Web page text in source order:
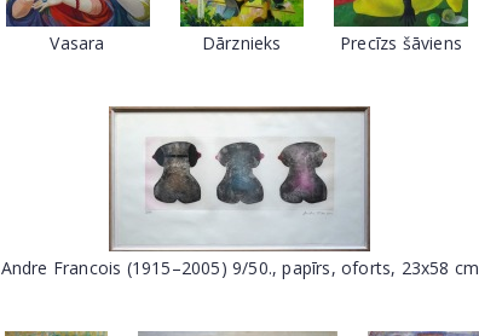
Vasara Dārznieks Precīzs šāviens
Andre Francois (1915–2005) 9/50., papīrs, oforts, 23x58 cm